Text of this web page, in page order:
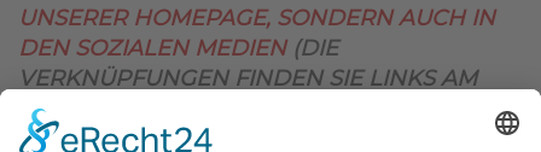
UNSERER HOMEPAGE, SONDERN AUCH IN
DEN SOZIALEN MEDIEN (DIE
VERKNÜPFUNGEN FINDEN SIE LINKS AM
OBEREN SEITENRAND)